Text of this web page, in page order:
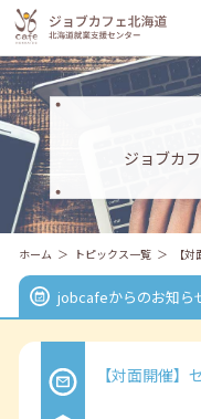
ジョブカ
ホーム トピックス一覧 【
jobcafeからのお知ら
【対面開催】